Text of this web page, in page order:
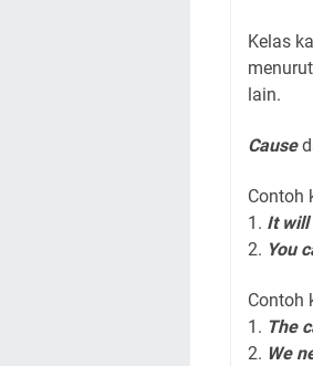
Kelas
lain.
Cause
Contoh
1. It will
2. You
Contoh
1. The
2. We